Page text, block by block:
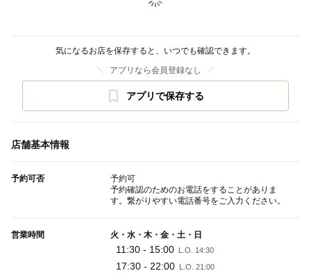
気になるお店を保存すると、いつでも確認できます。
アプリなら会員登録なし
アプリで保存する
店舗基本情報
予約可否
予約可
予約確認のためのお電話をすることがありま
す。繋がりやすい電話番号をご入力ください。
営業時間 火・水・木・金・土・日
11:30 - 15:00 L.O. 14:30
17:30 - 22:00 L.O. 21:00